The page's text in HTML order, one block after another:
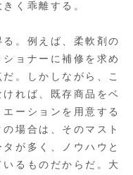
く乖離する。
。例えば、柔軟剤の
ョナーに補修を求め
。しかしながら、こ
れば、既存商品をベ
ーションを用意する
場合は、そのマスト
が多く、ノウハウと
るものだからだ。大